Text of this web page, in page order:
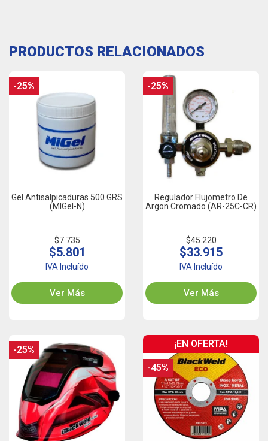
PRODUCTOS RELACIONADOS
Gel Antisalpicaduras 500 GRS
(MIGel-N)
$7.735
$5.801
IVA Incluído
Ver Más
-25%
Regulador Flujometro De
Argon Cromado (AR-25C-CR)
$45.220
$33.915
IVA Incluído
Ver Más
-25%
-25%
¡EN OFERTA!
-45%